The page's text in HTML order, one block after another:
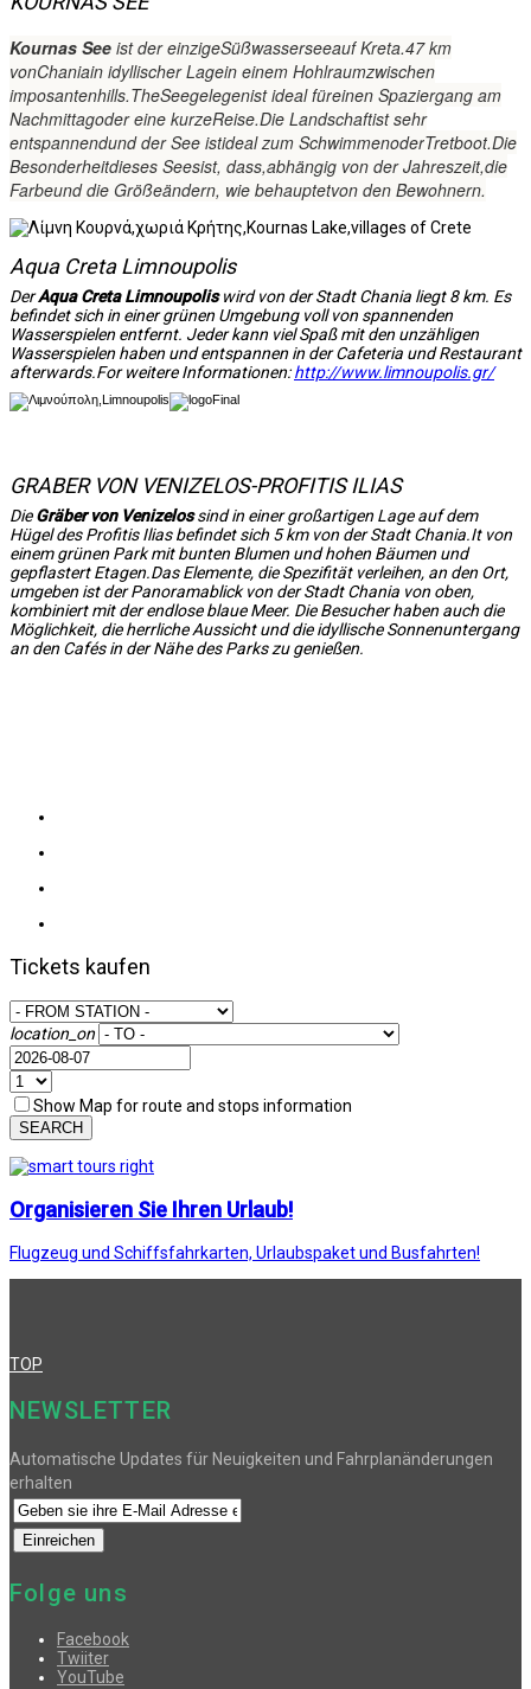
Kournas See ist der einzigeSüßwasserseeauf Kreta.47 km
vonChaniain idyllischer Lagein einem Hohlraumzwischen
imposantenhills.TheSeegelegenist ideal füreinen Spaziergang am
Nachmittagoder eine kurzeReise.Die Landschaftist sehr
entspannendund der See istideal zum SchwimmenoderTretboot.Die
Besonderheitdieses Seesist, dass,abhängig von der Jahreszeit,die
Farbeund die Größeändern, wie behauptetvon den Bewohnern.
Aqua Creta Limnoupolis
DerAqua Creta Limnoupoliswird von der Stadt Chania liegt 8 km. Es
befindet sich in einer grünen Umgebung voll von spannenden
Wasserspielen entfernt. Jeder kann viel Spaß mit den unzähligen
Wasserspielen haben und entspannen in der Cafeteria und Restaurant
afterwards.For weitere Informationen:http://www.limnoupolis.gr/
GRABER VON VENIZELOS-PROFITIS ILIAS
DieGräber von Venizelossind in einer großartigen Lage auf dem
Hügel des Profitis Ilias befindet sich 5 km von der Stadt Chania.It von
einem grünen Park mit bunten Blumen und hohen Bäumen und
gepflastert Etagen.Das Elemente, die Spezifität verleihen, an den Ort,
umgeben ist der Panoramablick von der Stadt Chania von oben,
kombiniert mit der endlose blaue Meer. Die Besucher haben auch die
Möglichkeit, die herrliche Aussicht und die idyllische Sonnenuntergang
an den Cafés in der Nähe des Parks zu genießen.
Tickets kaufen
location_on
Show Map for route and stops information
SEARCH
Organisieren Sie Ihren Urlaub!
Flugzeug und Schiffsfahrkarten, Urlaubspaket und Busfahrten!
TOP
NEWSLETTER
Automatische Updates für Neuigkeiten und Fahrplanänderungen
erhalten
Folge uns
Facebook
Twiiter
YouTube